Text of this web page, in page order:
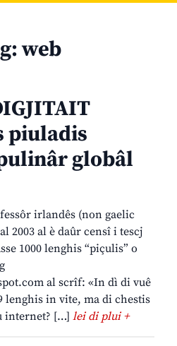
web
piuladis
globâl
irlandês (non gaelic
2003 al è daûr censî i tescj
1000 lenghis “piçulis” o
al scrîf: «In dì di vuê
lenghis in vite, ma di chestis
internet? […] lei di plui +